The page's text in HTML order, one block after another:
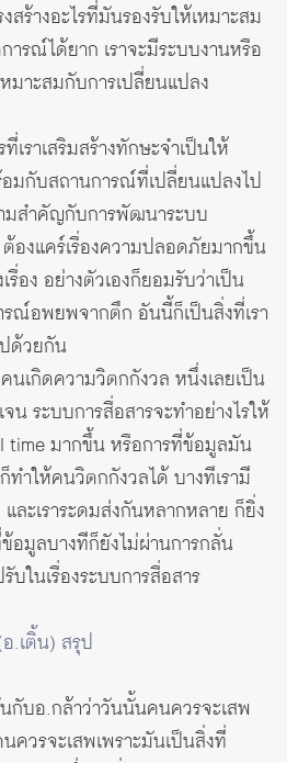
สร้างอะไรที่มันรองรับให้เหมาะสม
รณ์ได้ยาก เราจะมีระบบงานหรือ
มาะสมกับการเปลี่ยนแปลง
เราเสริมสร้างทักษะจำเป็นให้
มกับสถานการณ์ที่เปลี่ยนแปลงไป
มสำคัญกับการพัฒนาระบบ
องแคร์เรื่องความปลอดภัยมากขึ้น
รื่อง อย่างตัวเองก็ยอมรับว่าเป็น
รณ์อพยพจากตึก อันนี้ก็เป็นสิ่งที่เรา
ด้วยกัน
เกิดความวิตกกังวล หนึ่งเลยเป็น
จน ระบบการสื่อสารจะทำอย่างไรให้
มากขึ้น หรือการที่ข้อมูลมัน
ทำให้คนวิตกกังวลได้ บางทีเรามี
ละเราระดมส่งกันหลากหลาย ก็ยิ่ง
อมูลบางทีก็ยังไม่ผ่านการกลั่น
บในเรื่องระบบการสื่อสาร
.เติ้น) สรุป
กับอ.กล้าว่าวันนั้นคนควรจะเสพ
วรจะเสพเพราะมันเป็นสิ่งที่